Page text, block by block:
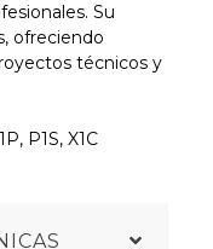
Su
ofreciendo
técnicos y
P1S, X1C